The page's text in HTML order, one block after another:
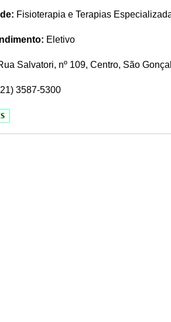
Fisioterapia e Terapias
Eletivo
Salvatori, nº 109, Centro, São
3587-5300